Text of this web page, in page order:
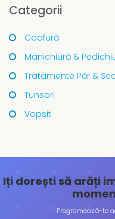
Categorii
Coafură
Manichiură &
Tratamente Păr &
Tunsori
Vopsit
Iți dorești să arăți
Programează-te